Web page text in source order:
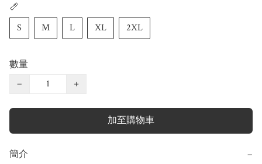
📏
S
M L XL 2XL
數量
−
+
加至購物車
簡介 −